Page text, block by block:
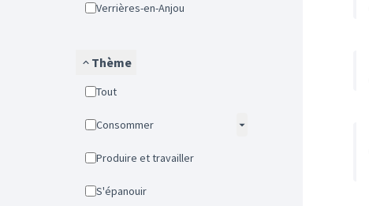
Verrières-en-Anjou
Thème
Tout
Consommer
Produire et travailler
S'épanouir